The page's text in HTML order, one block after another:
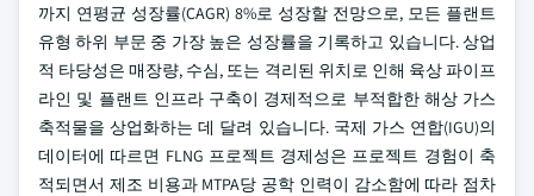
까지 연평균 성장률(CAGR) 8%로 성장할 전망으로, 모든 플랜트
유형 하위 부문 중 가장 높은 성장률을 기록하고 있습니다. 상업
적 타당성은 매장량, 수심, 또는 격리된 위치로 인해 육상 파이프
라인 및 플랜트 인프라 구축이 경제적으로 부적합한 해상 가스
축적물을 상업화하는 데 달려 있습니다. 국제 가스 연합(IGU)의
데이터에 따르면 FLNG 프로젝트 경제성은 프로젝트 경험이 축
적되면서 제조 비용과 MTPA당 공학 인력이 감소함에 따라 점차